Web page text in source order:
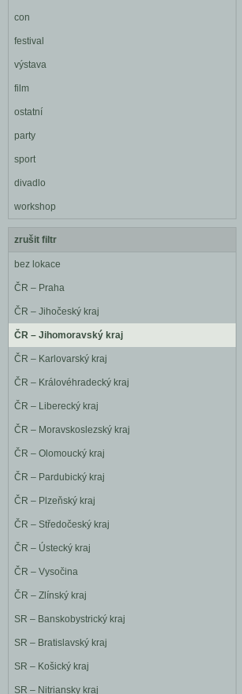
con
festival
výstava
film
ostatní
party
sport
divadlo
workshop
zrušit filtr
bez lokace
ČR – Praha
ČR – Jihočeský kraj
ČR – Jihomoravský kraj
ČR – Karlovarský kraj
ČR – Královéhradecký kraj
ČR – Liberecký kraj
ČR – Moravskoslezský kraj
ČR – Olomoucký kraj
ČR – Pardubický kraj
ČR – Plzeňský kraj
ČR – Středočeský kraj
ČR – Ústecký kraj
ČR – Vysočina
ČR – Zlínský kraj
SR – Banskobystrický kraj
SR – Bratislavský kraj
SR – Košický kraj
SR – Nitriansky kraj